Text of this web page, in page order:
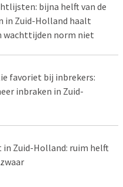
bijna helft van de
in Zuid-Holland haalt
wachttijden norm niet
favoriet bij inbrekers:
inbraken in Zuid-
in Zuid-Holland: ruim helft